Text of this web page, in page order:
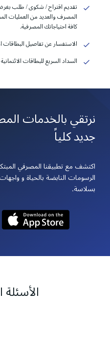
تقديم اقتراح / شكوى / طلب
المصرف والعديد من العمليات
كافة احتياجاتك المصرفية.
الاستفسار عن تفاصيل البطاقات
السداد السريع للبطاقات
نرتقي بالخدمات
جديد كلياً
اكتشف مع تطبيقنا المصرفي
الرسومات النابضة بالحياة و
بسلاسة.